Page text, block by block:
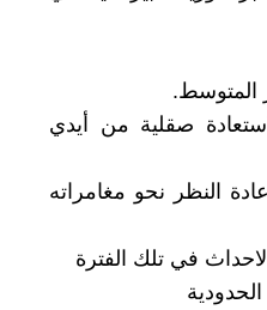
المتوسط.
صقلية من أيدي
النظر نحو مغامراته
في تلك الفترة